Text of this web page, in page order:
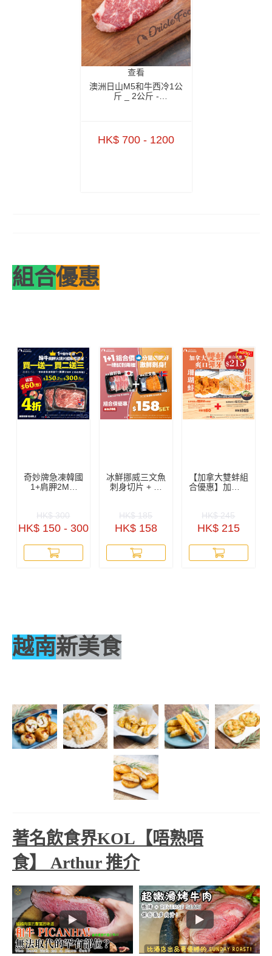
查看
澳洲日山M5和牛西冷1公
斤 _ 2公斤 -
HK$ 700 - 1200
組合優惠
奇妙牌急凍韓國
1+肩胛2MM
ZBHCR003
HK$ 300
HK$ 150 - 300
冰鮮挪威三文魚
刺身切片 + 日
$185／SET, 組
合優惠$158／
SET)
【COM027A】
HK$ 185
HK$ 158
【加拿大雙蚌組
合優惠】加拿大
磅
HK$ 245
HK$ 215
越南新美食
著名飲食界KOL【唔熟唔
食】 Arthur 推介